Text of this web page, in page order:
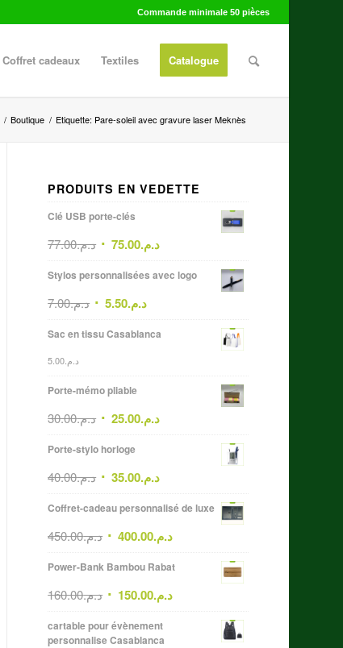
Commande minimale 50 pièces
Coffret cadeaux Textiles Catalogue
/ Boutique / Etiquette: Pare-soleil avec gravure laser Meknès
PRODUITS EN VEDETTE
Clé USB porte-clés
د.م.77.00 د.م.75.00
Stylos personnalisées avec logo
د.م.7.00 د.م.5.50
Sac en tissu Casablanca
د.م. 5.00
Porte-mémo pliable
د.م.30.00 د.م.25.00
Porte-stylo horloge
د.م.40.00 د.م.35.00
Coffret-cadeau personnalisé de luxe
د.م.450.00 د.م.400.00
Power-Bank Bambou Rabat
د.م.160.00 د.م.150.00
cartable pour évènement
personnalise Casablanca